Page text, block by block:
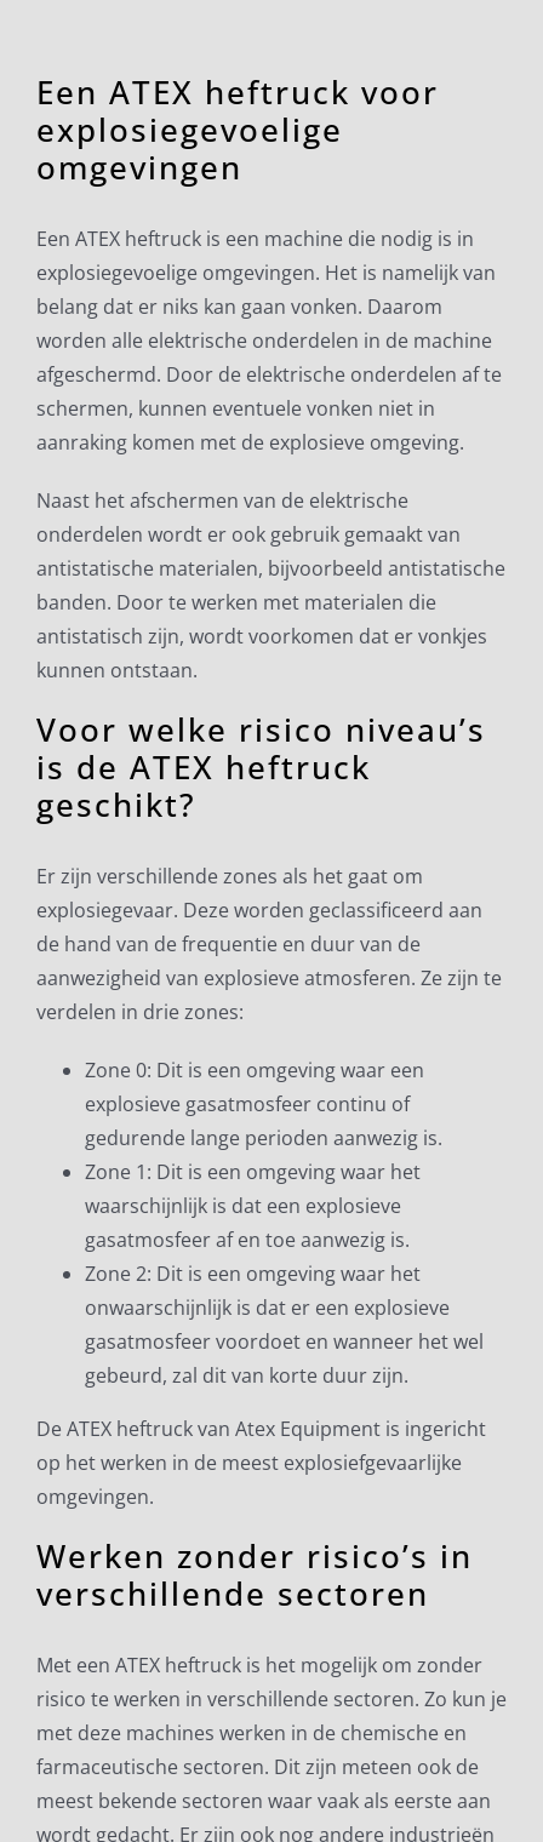
Een ATEX heftruck voor
explosiegevoelige
omgevingen
Een ATEX heftruck is een machine die nodig is in
explosiegevoelige omgevingen. Het is namelijk van
belang dat er niks kan gaan vonken. Daarom
worden alle elektrische onderdelen in de machine
afgeschermd. Door de elektrische onderdelen af te
schermen, kunnen eventuele vonken niet in
aanraking komen met de explosieve omgeving.
Naast het afschermen van de elektrische
onderdelen wordt er ook gebruik gemaakt van
antistatische materialen, bijvoorbeeld antistatische
banden. Door te werken met materialen die
antistatisch zijn, wordt voorkomen dat er vonkjes
kunnen ontstaan.
Voor welke risico niveau’s
is de ATEX heftruck
geschikt?
Er zijn verschillende zones als het gaat om
explosiegevaar. Deze worden geclassificeerd aan
de hand van de frequentie en duur van de
aanwezigheid van explosieve atmosferen. Ze zijn te
verdelen in drie zones:
Zone 0: Dit is een omgeving waar een
explosieve gasatmosfeer continu of
gedurende lange perioden aanwezig is.
Zone 1: Dit is een omgeving waar het
waarschijnlijk is dat een explosieve
gasatmosfeer af en toe aanwezig is.
Zone 2: Dit is een omgeving waar het
onwaarschijnlijk is dat er een explosieve
gasatmosfeer voordoet en wanneer het wel
gebeurd, zal dit van korte duur zijn.
De ATEX heftruck van Atex Equipment is ingericht
op het werken in de meest explosiefgevaarlijke
omgevingen.
Werken zonder risico’s in
verschillende sectoren
Met een ATEX heftruck is het mogelijk om zonder
risico te werken in verschillende sectoren. Zo kun je
met deze machines werken in de chemische en
farmaceutische sectoren. Dit zijn meteen ook de
meest bekende sectoren waar vaak als eerste aan
wordt gedacht. Er zijn ook nog andere industrieën